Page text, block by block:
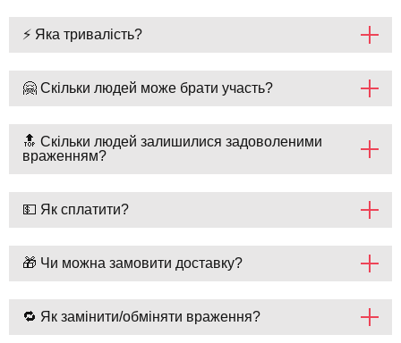
⚡ Яка тривалість?
🤗 Скільки людей може брати участь?
🔝 Скільки людей залишилися задоволеними
враженням?
💵 Як сплатити?
🎁 Чи можна замовити доставку?
🔁 Як замінити/обміняти враження?